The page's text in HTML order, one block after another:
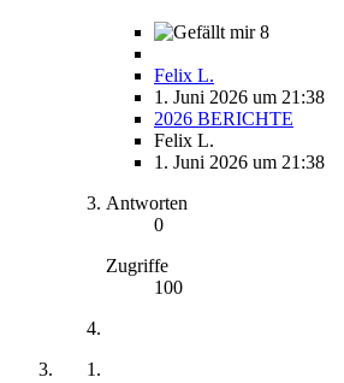
8
Felix L.
1. Juni 2026 um 21:38
2026 BERICHTE
Felix L.
1. Juni 2026 um 21:38
Antworten
0
Zugriffe
100